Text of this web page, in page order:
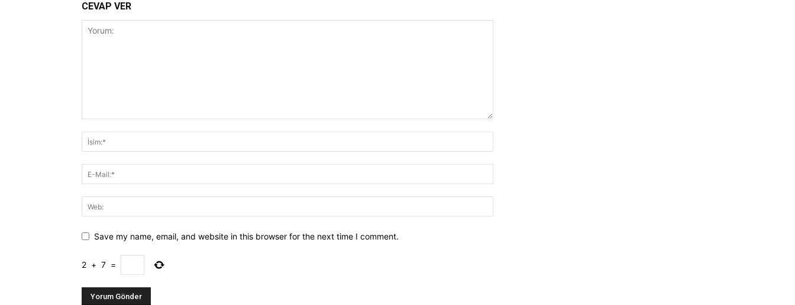
CEVAP VER
Save my name, email, and website in this browser for the next time I comment.
2 + 7 =